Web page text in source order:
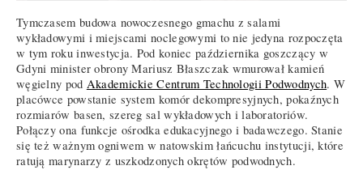
Tymczasem budowa nowoczesnego gmachu z salami
wykładowymi i miejscami noclegowymi to nie jedyna rozpoczęta
w tym roku inwestycja. Pod koniec października goszczący w
Gdyni minister obrony Mariusz Błaszczak wmurował kamień
węgielny pod Akademickie Centrum Technologii Podwodnych. W
placówce powstanie system komór dekompresyjnych, pokaźnych
rozmiarów basen, szereg sal wykładowych i laboratoriów.
Połączy ona funkcje ośrodka edukacyjnego i badawczego. Stanie
się też ważnym ogniwem w natowskim łańcuchu instytucji, które
ratują marynarzy z uszkodzonych okrętów podwodnych.